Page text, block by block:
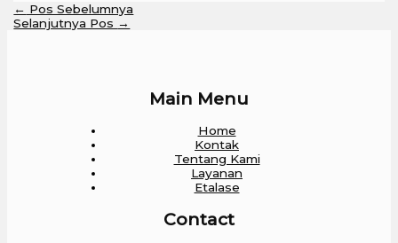
← Pos Sebelumnya
Selanjutnya Pos →
Main Menu
Home
Kontak
Tentang Kami
Layanan
Etalase
Contact